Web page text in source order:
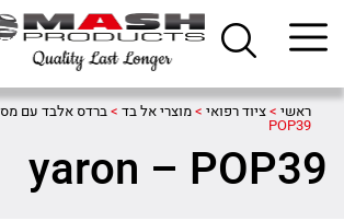
ראשי >ציוד רפואי >מוצרי אל בד >ברדס אלבד עם
POP39
yaron – POP39